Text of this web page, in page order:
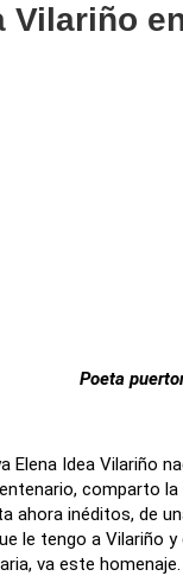
Vilariño
Poeta
Idea Vilariño
comparto
ahora inéditos, de
le tengo a Vilariño
va este homenaje.